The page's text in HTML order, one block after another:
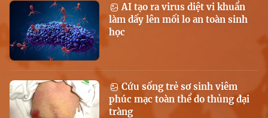
AI tạo ra virus diệt vi khuẩn
làm dấy lên mối lo an toàn sinh
học
Cứu sống trẻ sơ sinh viêm
phúc mạc toàn thể do thủng đại
tràng